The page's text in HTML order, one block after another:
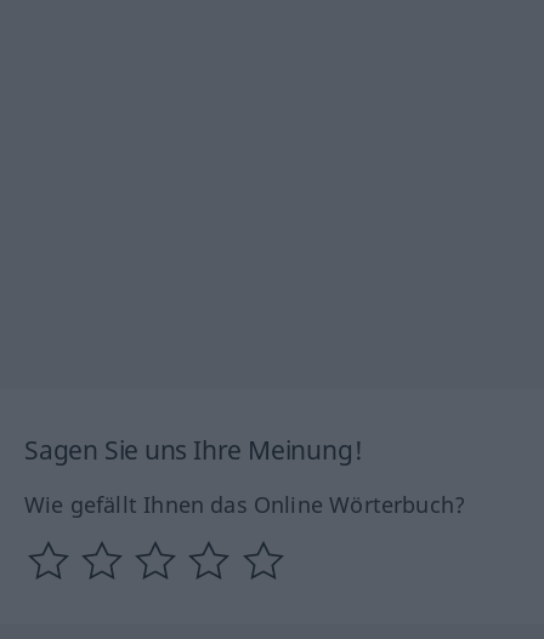
Sagen Sie uns Ihre Meinung!
Wie gefällt Ihnen das Online Wörterbuch?